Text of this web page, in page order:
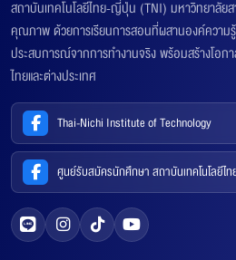
สถาบันเทคโนโลยีไทย-ญี่ปุ่น (TNI) มหาวิทยาลั
คุณภาพ ด้วยการเรียนการสอนที่ผสานองค์ความ
ประสบการณ์จากการทำงานจริง พร้อมสร้างโอก
ไทยและต่างประเทศ
Thai-Nichi Institute of Technology
ศูนย์รับสมัครนักศึกษา สถาบันเทคโนโลยีไ